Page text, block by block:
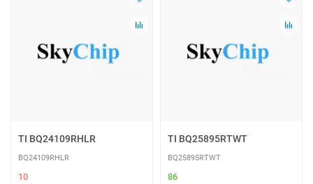
TI BQ24109RHLR
BQ24109RHLR
10
TI BQ25895RTWT
BQ25895RTWT
86